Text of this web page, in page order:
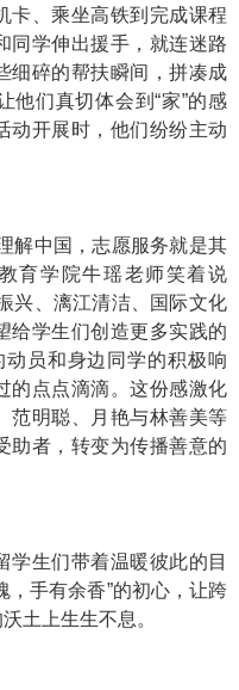
卡、乘坐高铁到完成课程
同学伸出援手，就连迷路
细碎的帮扶瞬间，拼凑成
他们真切体会到“家”的感
动开展时，他们纷纷主动
解中国，志愿服务就是其
育学院牛瑶老师笑着说
兴、漓江清洁、国际文化
给学生们创造更多实践的
员和身边同学的积极响
的点点滴滴。这份感激化
范明聪、月艳与林善美等
助者，转变为传播善意的
学生们带着温暖彼此的目
，手有余香”的初心，让跨
土上生生不息。